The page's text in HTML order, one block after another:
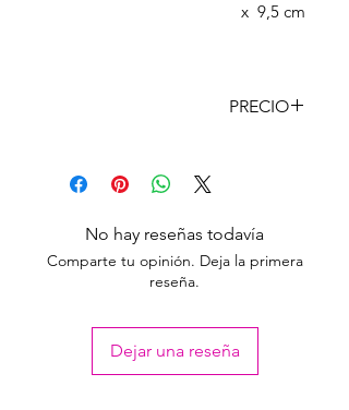
x 9,5 cm
PRECIO
LISTA
Unidad
$
890,00
1076,90
No hay reseñas todavía
Comparte tu opinión. Deja la primera
reseña.
Dejar una reseña